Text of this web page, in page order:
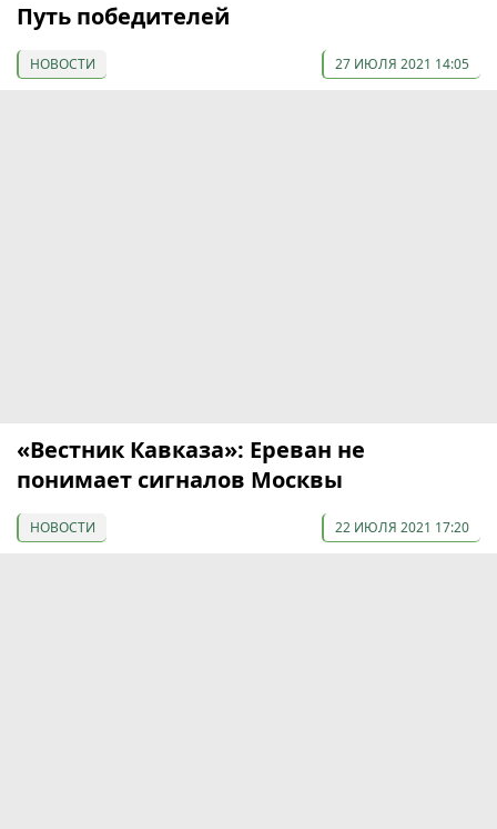
Путь победителей
НОВОСТИ 27 ИЮЛЯ 2021 14:05
«Вестник Кавказа»: Ереван не
понимает сигналов Москвы
НОВОСТИ 22 ИЮЛЯ 2021 17:20